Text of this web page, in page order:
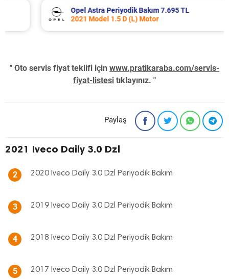
Opel Astra Periyodik Bakım 7.695 TL
2021 Model 1.5 D (L) Motor
" Oto servis fiyat teklifi için www.pratikaraba.com/servis-
fiyat-listesi tıklayınız. "
Paylaş
2021 Iveco Daily 3.0 Dzl
2 2020 Iveco Daily 3.0 Dzl Periyodik Bakım
3 2019 Iveco Daily 3.0 Dzl Periyodik Bakım
4 2018 Iveco Daily 3.0 Dzl Periyodik Bakım
5 2017 Iveco Daily 3.0 Dzl Periyodik Bakım